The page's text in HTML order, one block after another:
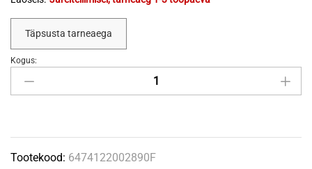
Täpsusta tarneaega
Kooniline
hammasratas
GRANIT
quantity
Kogus:
Tootekood: 6474122002890F